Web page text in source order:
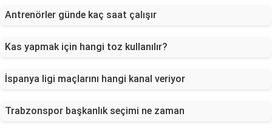
Antrenörler günde kaç saat çalışır
Kas yapmak için hangi toz kullanılır?
İspanya ligi maçlarını hangi kanal veriyor
Trabzonspor başkanlık seçimi ne zaman